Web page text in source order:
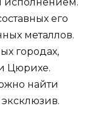
исполнением.
его
металлов.
городах,
Цюрихе.
найти